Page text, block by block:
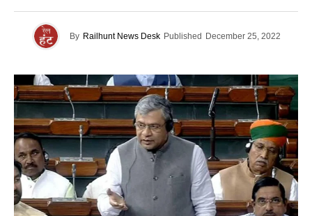
By Railhunt News Desk Published December 25, 2022